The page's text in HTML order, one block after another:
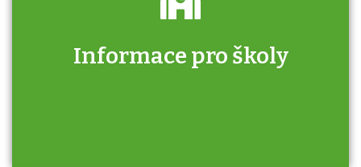
Informace pro školy
Zjistěte, jak se přihlásit ke zkoušce a kde